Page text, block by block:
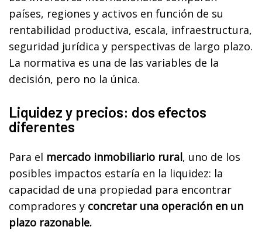
países, regiones y activos en función de su
rentabilidad productiva, escala, infraestructura,
seguridad jurídica y perspectivas de largo plazo.
La normativa es una de las variables de la
decisión, pero no la única.
Liquidez y precios: dos efectos
diferentes
Para el mercado inmobiliario rural, uno de los
posibles impactos estaría en la liquidez: la
capacidad de una propiedad para encontrar
compradores y concretar una operación en un
plazo razonable.